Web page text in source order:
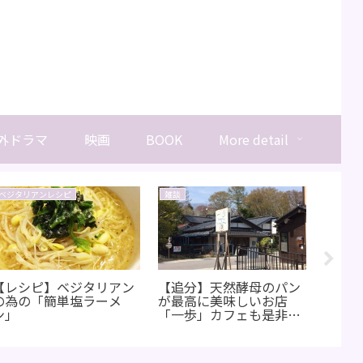
ドラマ 映画 BOOK More detail
ベジタリアンレシピ
【レシピ】ベジタリアン
為の「簡単塩ラーメ
雑談
【追分】天然酵母のパン
が最高に美味しいお店
「一歩」カフェも是非利
用してね♪【軽井沢】